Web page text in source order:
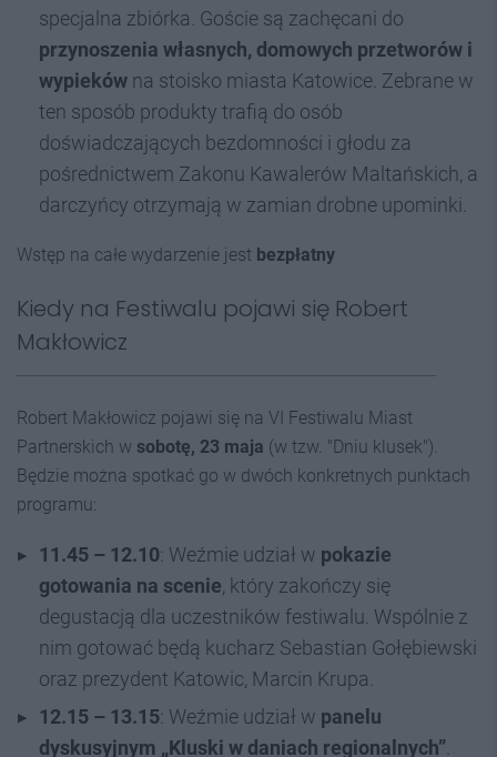
specjalna zbiórka. Goście są zachęcani do
przynoszenia własnych, domowych przetworów i
wypieków na stoisko miasta Katowice. Zebrane w
ten sposób produkty trafią do osób
doświadczających bezdomności i głodu za
pośrednictwem Zakonu Kawalerów Maltańskich, a
darczyńcy otrzymają w zamian drobne upominki.
Wstęp na całe wydarzenie jest bezpłatny
Kiedy na Festiwalu pojawi się Robert
Makłowicz
Robert Makłowicz pojawi się na VI Festiwalu Miast
Partnerskich w sobotę, 23 maja (w tzw. "Dniu klusek").
Będzie można spotkać go w dwóch konkretnych punktach
programu:
11.45 – 12.10: Weźmie udział w pokazie
gotowania na scenie , który zakończy się
degustacją dla uczestników festiwalu. Wspólnie z
nim gotować będą kucharz Sebastian Gołębiewski
oraz prezydent Katowic, Marcin Krupa.
12.15 – 13.15: Weźmie udział w panelu
dyskusyjnym „Kluski w daniach regionalnych”